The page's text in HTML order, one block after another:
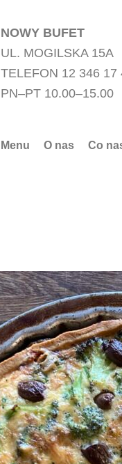
NOWY BUFET
UL. MOGILSKA 15A
TELEFON 12 346 17
PN–PT 10.00–15.00
Menu O nas Co